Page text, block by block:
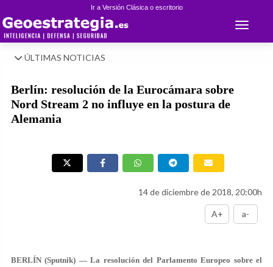
Ir a Versión Clásica o escritorio
Toggle
ÚLTIMAS NOTICIAS
Berlín: resolución de la Eurocámara sobre
Nord Stream 2 no influye en la postura de
Alemania
14 de diciembre de 2018, 20:00h
A+ a-
BERLÍN (Sputnik) — La resolución del Parlamento Europeo sobre el